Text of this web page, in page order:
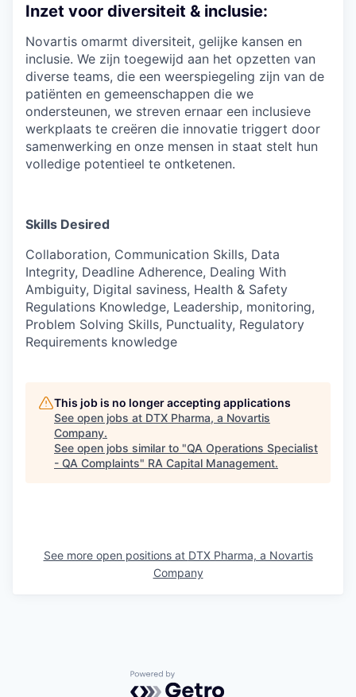
Inzet voor diversiteit & inclusie:
Novartis omarmt diversiteit, gelijke kansen en
inclusie. We zijn toegewijd aan het opzetten van
diverse teams, die een weerspiegeling zijn van de
patiënten en gemeenschappen die we
ondersteunen, we streven ernaar een inclusieve
werkplaats te creëren die innovatie triggert door
samenwerking en onze mensen in staat stelt hun
volledige potentieel te ontketenen.
Skills Desired
Collaboration, Communication Skills, Data
Integrity, Deadline Adherence, Dealing With
Ambiguity, Digital saviness, Health & Safety
Regulations Knowledge, Leadership, monitoring,
Problem Solving Skills, Punctuality, Regulatory
Requirements knowledge
This job is no longer accepting applications
See open jobs at DTX Pharma, a Novartis
Company.
See open jobs similar to "QA Operations Specialist
- QA Complaints" RA Capital Management.
See more open positions at DTX Pharma, a Novartis
Company
Powered by Getro.com